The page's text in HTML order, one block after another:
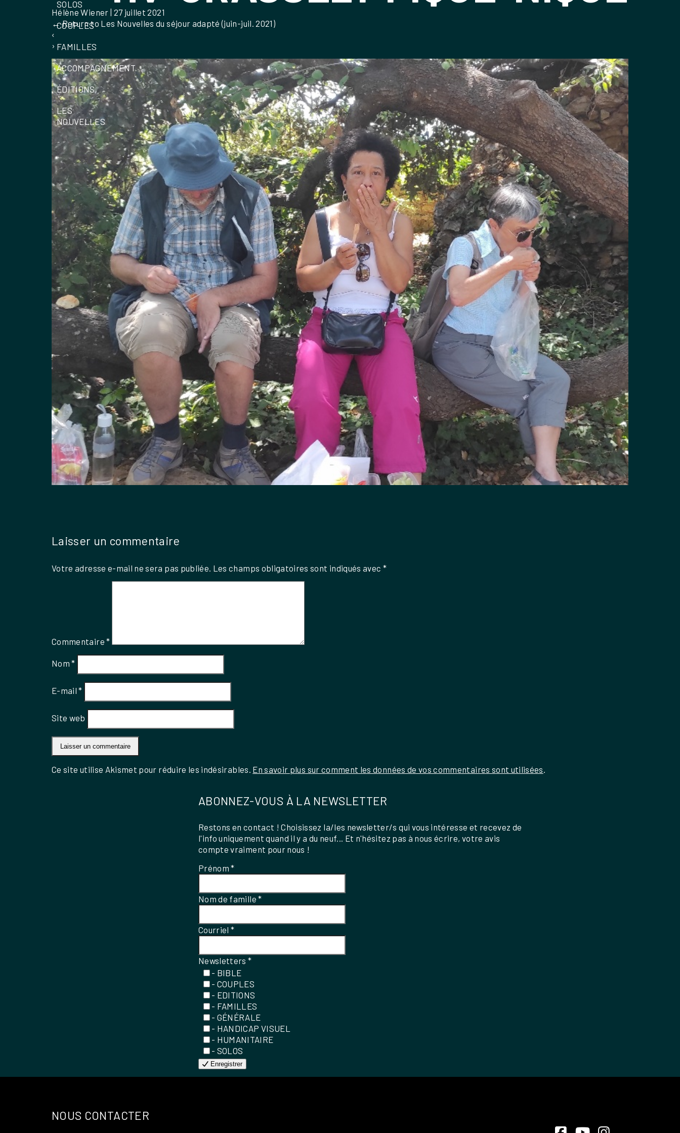
SOLOS
COUPLES
FAMILLES
ACCOMPAGNEMENT
ÉDITIONS
LES
NOUVELLES
Hélène Wiener 27 juillet 2021
←Return to Les Nouvelles du séjour adapté (juin-juil. 2021)
‹
›
Laisser un commentaire
Votre adresse e-mail ne sera pas publiée. Les champs obligatoires sont indiqués avec *
Commentaire*
Nom*
E-mail*
Site web
Ce site utilise Akismet pour réduire les indésirables. En savoir plus sur comment les données de vos commentaires sont utilisées
ABONNEZ-VOUS À LA NEWSLETTER
Restons en contact ! Choisissez la/les newsletter/s qui vous intéresse et recevez de
l'info uniquement quand il y a du neuf... Et n'hésitez pas à nous écrire, votre avis
compte vraiment pour nous !
Prénom*
Nom de famille*
Courriel*
Newsletters*
- BIBLE
- COUPLES
- EDITIONS
- FAMILLES
- GÉNÉRALE
- HANDICAP VISUEL
- HUMANITAIRE
- SOLOS
Enregistrer
NOUS CONTACTER